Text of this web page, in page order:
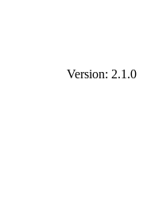
Version: 2.1.0